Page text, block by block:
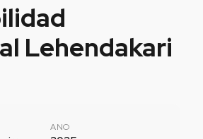
Lehendakari
ANO